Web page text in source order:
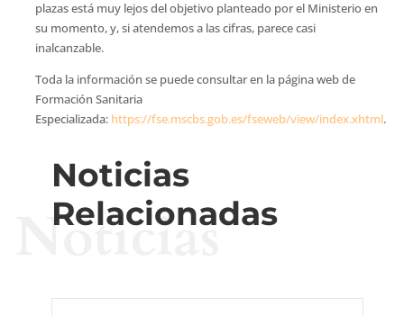
plazas está muy lejos del objetivo planteado por el Ministerio en
su momento, y, si atendemos a las cifras, parece casi
inalcanzable.
Toda la información se puede consultar en la página web de
Formación Sanitaria
Especializada: https://fse.mscbs.gob.es/fseweb/view/index.xhtml.
Noticias
Relacionadas
Noticias